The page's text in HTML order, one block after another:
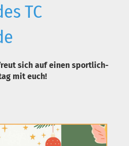
TC
sich auf einen sportlich-
mit euch!